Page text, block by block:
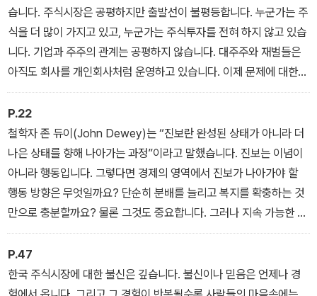
습니다. 주식시장은 공평하지만 출발선이 불평등합니다. 누군가는 주
식을 더 많이 가지고 있고, 누군가는 주식투자를 전혀 하지 않고 있습
니다. 기업과 주주의 관계는 공평하지 않습니다. 대주주와 재벌들은
아직도 회사를 개인회사처럼 운영하고 있습니다. 이제 문제에 대한
답을 찾을 시간입니다.
P.22
철학자 존 듀이(John Dewey)는 “진보란 완성된 상태가 아니라 더
나은 상태를 향해 나아가는 과정”이라고 말했습니다. 진보는 이념이
아니라 행동입니다. 그렇다면 경제의 영역에서 진보가 나아가야 할
행동 방향은 무엇일까요? 단순히 분배를 늘리고 복지를 확충하는 것
만으로 충분할까요? 물론 그것도 중요합니다. 그러나 지속 가능한 진
보를 위해서는 새로운 부의 창출, 즉 경제적 기반의 확장이 필요합니
다.
P.47
한국 주식시장에 대한 불신은 깊습니다. 불신이나 믿음은 언제나 경